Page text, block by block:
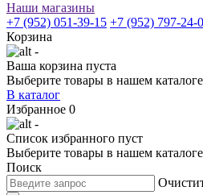
Наши магазины
+7 (952) 051-39-15 +7 (952) 797-24-
Корзина
-
Ваша корзина пуста
Выберите товары в нашем каталоге
В каталог
Избранное 0
-
Список избранного пуст
Выберите товары в нашем каталоге
Поиск